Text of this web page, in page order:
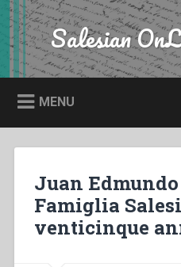
Skip
to
content
Search Salesian
MENU
Juan
Famiglia
venticinque